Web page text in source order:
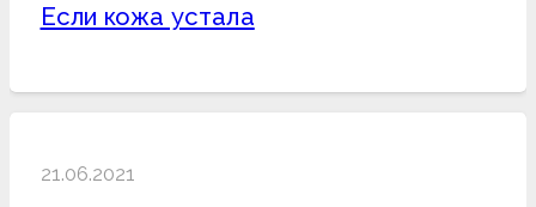
Если кожа устала
21.06.2021